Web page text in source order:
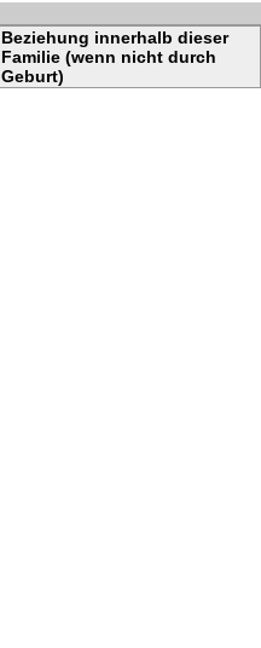
Beziehung innerhalb dieser
Familie (wenn nicht durch
Geburt)